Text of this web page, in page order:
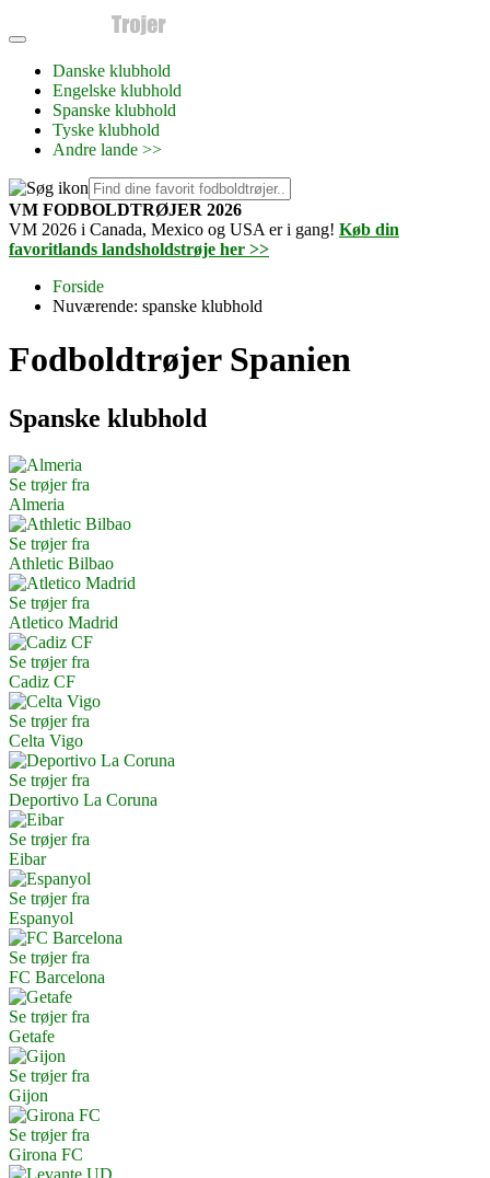
Danske klubhold
Engelske klubhold
Spanske klubhold
Tyske klubhold
Andre lande >>
VM FODBOLDTRØJER 2026
VM 2026 i Canada, Mexico og USA er i gang! Køb din
favoritlands landsholdstrøje her >>
Forside
Nuværende: spanske klubhold
Fodboldtrøjer Spanien
Spanske klubhold
Se trøjer fra
Almeria
Se trøjer fra
Athletic Bilbao
Se trøjer fra
Atletico Madrid
Se trøjer fra
Cadiz CF
Se trøjer fra
Celta Vigo
Se trøjer fra
Deportivo La Coruna
Se trøjer fra
Eibar
Se trøjer fra
Espanyol
Se trøjer fra
FC Barcelona
Se trøjer fra
Getafe
Se trøjer fra
Gijon
Se trøjer fra
Girona FC